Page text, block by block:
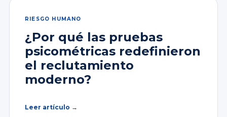
RIESGO HUMANO
¿Por qué las pruebas
psicométricas redefinieron
el reclutamiento
moderno?
Leer artículo →